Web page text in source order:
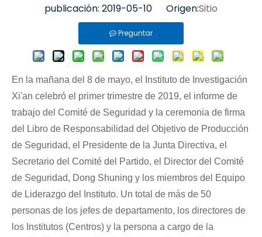
publicación: 2019-05-10 Origen:Sitio
Preguntar
En la mañana del 8 de mayo, el Instituto de Investigación
Xi'an celebró el primer trimestre de 2019, el informe de
trabajo del Comité de Seguridad y la ceremonia de firma
del Libro de Responsabilidad del Objetivo de Producción
de Seguridad, el Presidente de la Junta Directiva, el
Secretario del Comité del Partido, el Director del Comité
de Seguridad, Dong Shuning y los miembros del Equipo
de Liderazgo del Instituto. Un total de más de 50
personas de los jefes de departamento, los directores de
los Institutos (Centros) y la persona a cargo de la